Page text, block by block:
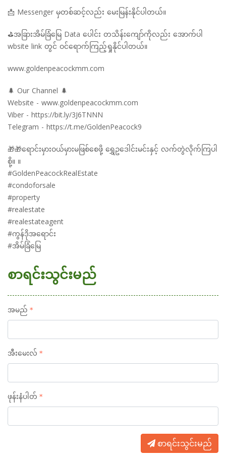
📩 Messenger မှတစ်ဆင့်လည်း မေးမြန်းနိုင်ပါတယ်။
⛳️အခြားအိမ်ခြံမြေ Data ပေါင်း တသိန်းကျော်ကိုလည်း အောက်ပါ
wbsite link တွင် ဝင်ရောက်ကြည့်ရှုနိုင်ပါတယ်။
www.goldenpeacockmm.com
🌲 Our Channel 🌲
Website - www.goldenpeacockmm.com
Viber - https://bit.ly/3J6TNNN
Telegram - https://t.me/GoldenPeacock9
🎁🎁ရောင်းမှားဝယ်မှားမဖြစ်စေဖို့ ရွှေဥဒေါင်းမင်းနှင့် လက်တွဲလိုက်ကြပါ
စို့။ ။
#GoldenPeacockRealEstate
#condoforsale
#property
#realestate
#realestateagent
#ကွန်ဒိုအရောင်း
#အိမ်ခြံမြေ
စာရင်းသွင်းမည်
အမည်
အီးမေးလ်
ဖုန်းနံပါတ်
စာရင်းသွင်းမည်